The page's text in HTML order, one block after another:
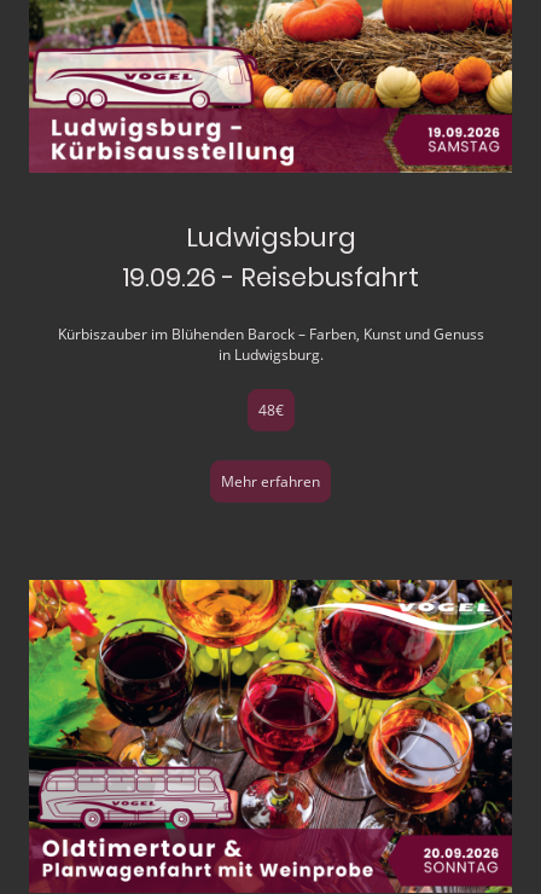
Ludwigsburg
19.09.26 - Reisebusfahrt
Kürbiszauber im Blühenden Barock – Farben, Kunst und Genuss
in Ludwigsburg.
48€
Mehr erfahren